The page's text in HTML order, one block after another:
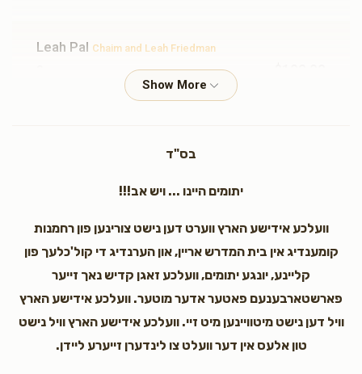
Leah Pal Chaim and Leah Friedman
Chaim and Leah Friedman
Gitty LissauerChaim and Leah Friedman
3 years ago $18.00
Raizel RosenChaim and Leah Friedman
3 years ago $18.00
I'm honored to know you!
בס"ד
יתומים היינו ... ויש אב!!!
וועלכע אידישע הארץ ווערט דען נישט צורינען פון רחמנות
קומענדיג אין בית המדרש אריין, און הערנדיג די קול'כלעך פון
קליינע, יונגע יתומים, וועלכע זאגן קדיש נאך זייער
פארשטארבענעם פאטער אדער מוטער. וועלכע אידישע הארץ
וויל דען נישט מיטוויינען מיט זיי. וועלכע אידישע הארץ וויל נישט
טון אלעס אין דער וועלט צו לינדערן זייערע ליידן.